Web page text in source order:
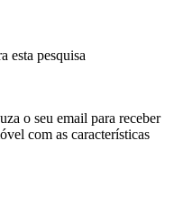
esta pesquisa
o seu email para receber
com as características